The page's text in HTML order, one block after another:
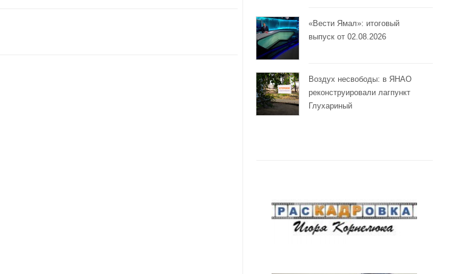
«Вести Ямал»: итоговый
выпуск от 02.08.2026
Воздух несвободы: в ЯНАО
реконструировали лагпункт
Глухариный